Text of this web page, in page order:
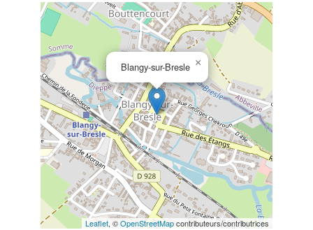
Blangy-sur-Bresle ×
Leaflet, ©OpenStreetMapcontributeurs/contributrices